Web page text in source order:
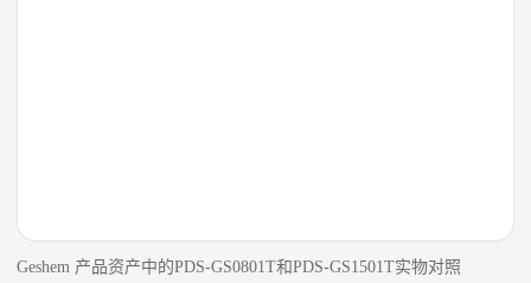
Geshem 产品资产中的PDS-GS0801T和PDS-GS1501T实物对照